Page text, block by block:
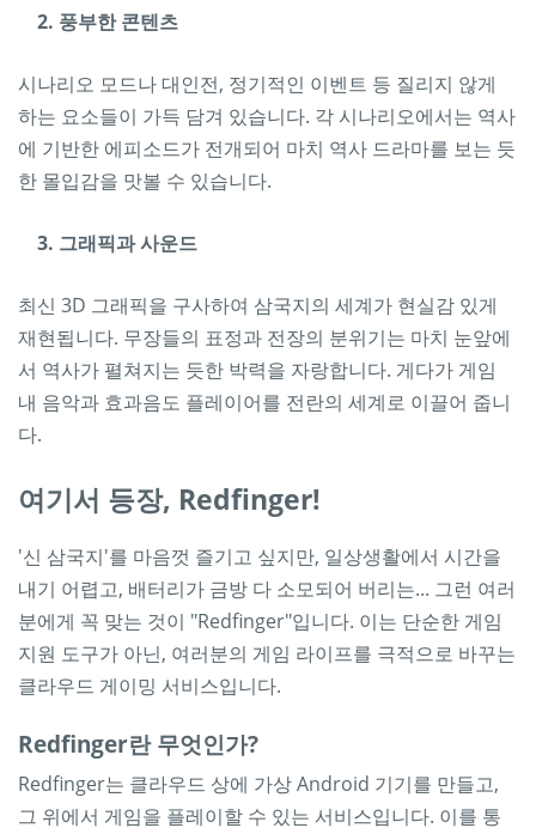
2. 풍부한 콘텐츠
시나리오 모드나 대인전, 정기적인 이벤트 등 질리지 않게
하는 요소들이 가득 담겨 있습니다. 각 시나리오에서는 역사
에 기반한 에피소드가 전개되어 마치 역사 드라마를 보는 듯
한 몰입감을 맛볼 수 있습니다.
3. 그래픽과 사운드
최신 3D 그래픽을 구사하여 삼국지의 세계가 현실감 있게
재현됩니다. 무장들의 표정과 전장의 분위기는 마치 눈앞에
서 역사가 펼쳐지는 듯한 박력을 자랑합니다. 게다가 게임
내 음악과 효과음도 플레이어를 전란의 세계로 이끌어 줍니
다.
여기서 등장, Redfinger!
'신 삼국지'를 마음껏 즐기고 싶지만, 일상생활에서 시간을
내기 어렵고, 배터리가 금방 다 소모되어 버리는... 그런 여러
분에게 꼭 맞는 것이 "Redfinger"입니다. 이는 단순한 게임
지원 도구가 아닌, 여러분의 게임 라이프를 극적으로 바꾸는
클라우드 게이밍 서비스입니다.
Redfinger란 무엇인가?
Redfinger는 클라우드 상에 가상 Android 기기를 만들고,
그 위에서 게임을 플레이할 수 있는 서비스입니다. 이를 통